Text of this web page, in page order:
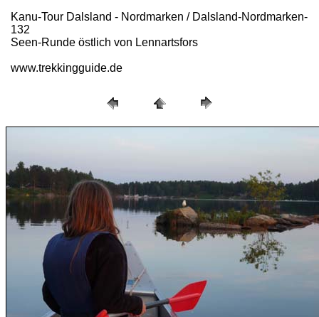
Kanu-Tour Dalsland - Nordmarken / Dalsland-Nordmarken-
132
Seen-Runde östlich von Lennartsfors
www.trekkingguide.de